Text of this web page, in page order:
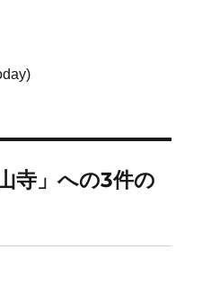
寺」への3件の